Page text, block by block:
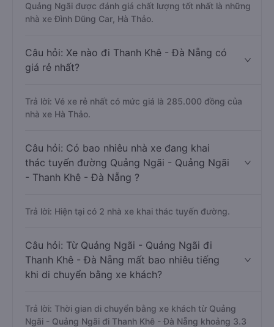
Quảng Ngãi được đánh giá chất lượng tốt nhất là những
nhà xe Đình Dũng Car, Hà Thảo.
Câu hỏi: Xe nào đi Thanh Khê - Đà Nẵng có
giá rẻ nhất?
Trả lời: Vé xe rẻ nhất có mức giá là 285.000 đồng của
nhà xe Hà Thảo.
Câu hỏi: Có bao nhiêu nhà xe đang khai
thác tuyến đường Quảng Ngãi - Quảng Ngãi
- Thanh Khê - Đà Nẵng ?
Trả lời: Hiện tại có 2 nhà xe khai thác tuyến đường.
Câu hỏi: Từ Quảng Ngãi - Quảng Ngãi đi
Thanh Khê - Đà Nẵng mất bao nhiêu tiếng
khi di chuyển bằng xe khách?
Trả lời: Thời gian di chuyển bằng xe khách từ Quảng
Ngãi - Quảng Ngãi đi Thanh Khê - Đà Nẵng khoảng 3.3